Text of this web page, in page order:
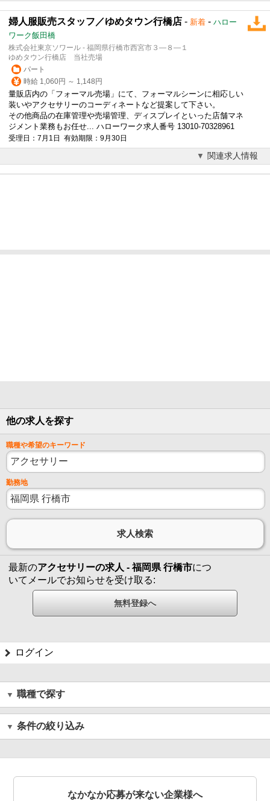
婦人服販売スタッフ／ゆめタウン行橋店 - 新着 - ハロー
ワーク飯田橋
株式会社東京ソワール - 福岡県行橋市西宮市３―８―１
ゆめタウン行橋店 当社売場
パート
時給 1,060円 ～ 1,148円
量販店内の「フォーマル売場」にて、フォーマルシーンに相応しい
装いやアクセサリーのコーディネートなど提案して下さい。
その他商品の在庫管理や売場管理、ディスプレイといった店舗マネ
ジメント業務もお任せ... ハローワーク求人番号 13010-70328961
受理日：7月1日 有効期限：9月30日
関連求人情報
他の求人を探す
職種や希望のキーワード
勤務地
最新のアクセサリーの求人 - 福岡県 行橋市につ
いてメールでお知らせを受け取る:
ログイン
職種で探す
条件の絞り込み
なかなか応募が来ない企業様へ